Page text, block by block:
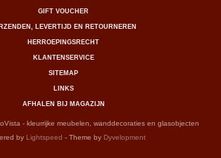
GIFT VOUCHER
LEVERTIJD EN RETOURNEREN
HERROEPINGSRECHT
KLANTENSERVICE
SITEMAP
LINKS
AFHALEN BIJ MAGAZIJN
- kleurrijke meubelen, wanddecoraties en glasobjecten
by Lightspeed - Theme by Dyvelopment